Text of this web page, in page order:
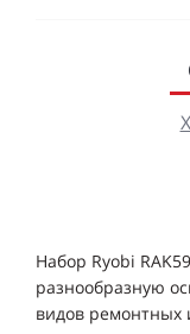
Набор Ryobi
разнообразную
видов ремонтных